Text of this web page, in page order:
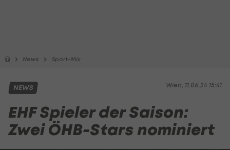
News Sport-Mix
Wien, 11.06.24 15:41
NEWS
EHF Spieler der Saison:
Zwei ÖHB-Stars nominiert